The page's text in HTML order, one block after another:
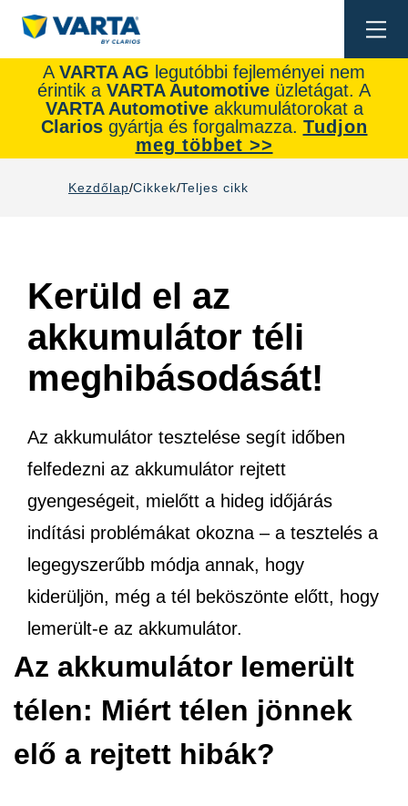
A VARTA AG legutóbbi fejleményei nem
érintik a VARTA Automotive üzletágat. A
VARTA Automotive akkumulátorokat a
Clariosgyártja és forgalmazza. Tudjon
meg többet >>
Kezdőlap Cikkek Teljes cikk
Kerüld el az
akkumulátor téli
meghibásodását!
Az akkumulátor tesztelése segít időben
felfedezni az akkumulátor rejtett
gyengeségeit, mielőtt a hideg időjárás
indítási problémákat okozna – a tesztelés a
legegyszerűbb módja annak, hogy
kiderüljön, még a tél beköszönte előtt, hogy
lemerült-e az akkumulátor.
Az akkumulátor lemerült
télen: Miért télen jönnek
elő a rejtett hibák?